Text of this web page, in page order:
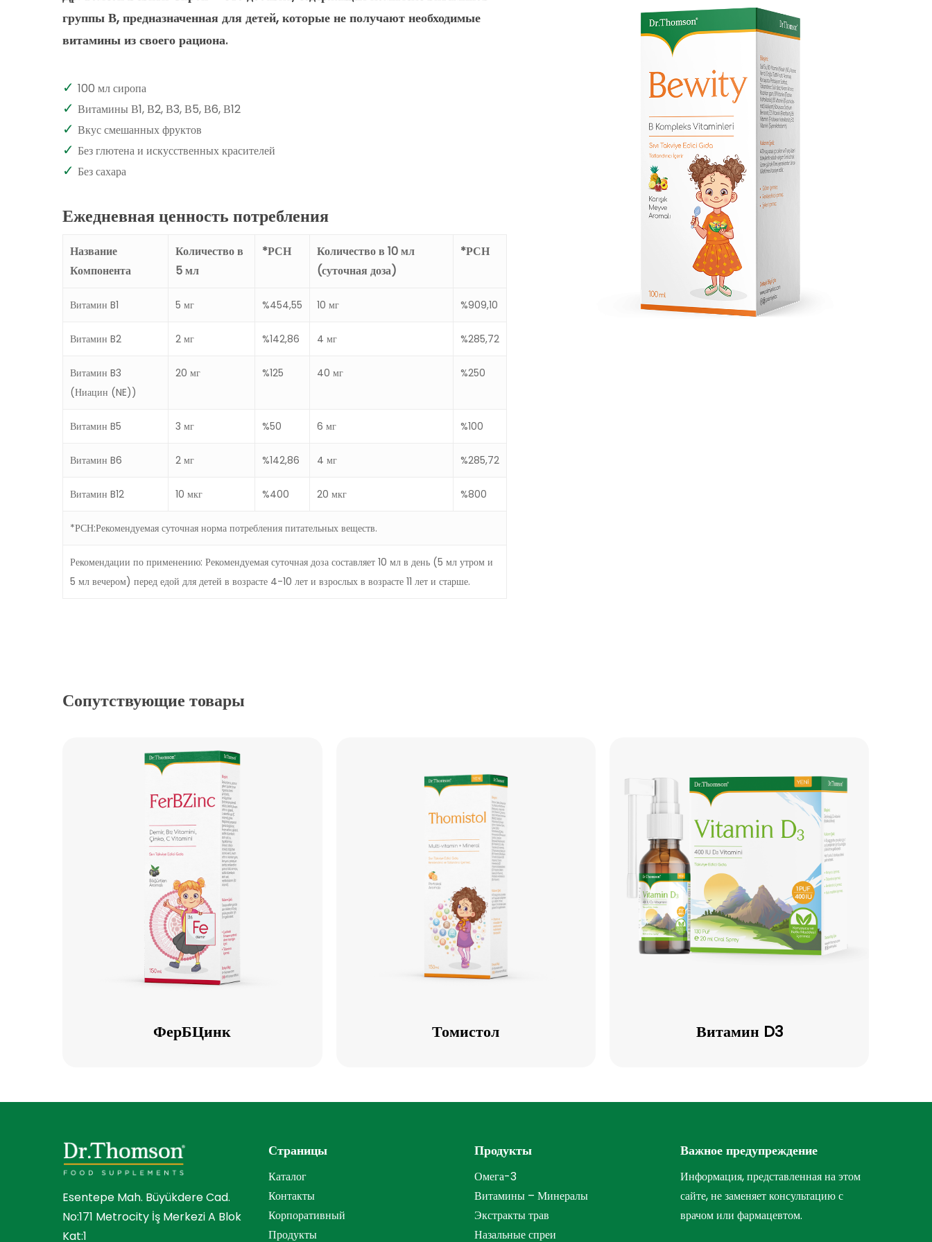
группы В, предназначенная для детей, которые не получают необходимые
витамины из своего рациона.
100 мл сиропа
Витамины В1, В2, В3, В5, В6, В12
Вкус смешанных фруктов
Без глютена и искусственных красителей
Без сахара
Ежедневная ценность потребления
Название
Компонента
Количество в
5 мл
*РСН
Количество в 10 мл
(суточная доза)
*РСН
Витамин B1 5 мг %454,55 10 мг %909,10
Витамин B2 2 мг %142,86 4 мг %285,72
Витамин B3
(Ниацин (NE))
20 мг %125 40 мг %250
Витамин B5 3 мг %50 6 мг %100
Витамин B6 2 мг %142,86 4 мг %285,72
Витамин B12 10 мкг %400 20 мкг %800
*РСН:Рекомендуемая суточная норма потребления питательных веществ.
Рекомендации по применению: Рекомендуемая суточная доза составляет 10 мл в день (5 мл утром и
5 мл вечером) перед едой для детей в возрасте 4-10 лет и взрослых в возрасте 11 лет и старше.
Сопутствующие товары
ФерБЦинк Томистол Витамин D3
Esentepe Mah. Büyükdere Cad.
No:171 Metrocity İş Merkezi A Blok
Kat:1
Страницы
Каталог
Контакты
Корпоративный
Продукты
Продукты
Омега-3
Витамины – Минералы
Экстракты трав
Назальные спреи
Важное предупреждение
Информация, представленная на этом
сайте, не заменяет консультацию с
врачом или фармацевтом.